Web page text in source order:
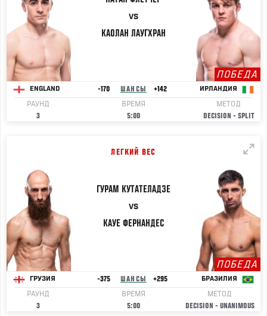
VS
КАОЛАН ЛАУГХРАН
ПОБЕДА
ENGLAND -170 ШАНСЫ +142 ИРЛАНДИЯ
РАУНД
3
ВРЕМЯ
5:00
МЕТОД
DECISION - SPLIT
ЛЕГКИЙ ВЕС
ГУРАМ КУТАТЕЛАДЗЕ
VS
КАУЕ ФЕРНАНДЕС
ПОБЕДА
ГРУЗИЯ -375 ШАНСЫ +295 БРАЗИЛИЯ
РАУНД
3
ВРЕМЯ
5:00
МЕТОД
DECISION - UNANIMOUS